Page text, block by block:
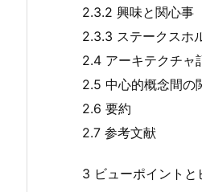
2.3.2 興味と関心事
2.3.3 ステークスホ
2.4 アーキテクチャ
2.5 中心的概念間の
2.6 要約
2.7 参考文献
3 ビューポイントと